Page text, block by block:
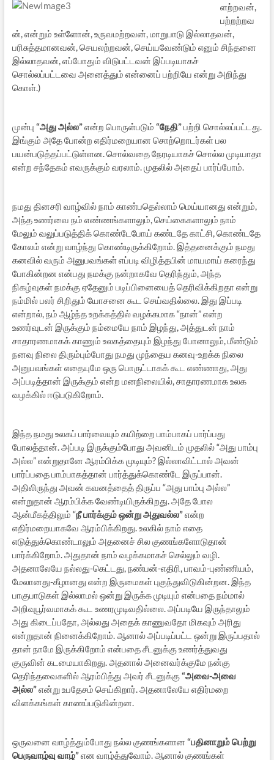
ளற்றவன்,
பற்றற்றவ
ன், என்றும் உள்ளோன், உருவமற்றவன், மாறுபாடு இல்லாதவன்,
பரிசுத்தமானவன், செயலற்றவன், செய்யவேண்டும் எனும் சிந்தனை
இல்லாதவன், எப்போதும் விடுபட்டவன் இப்படியாகச்
சொல்லப்பட்டவை அனைத்தும் என்னைப் பற்றியே என்று அறிந்து
கொள்.)
முன்பு “அது அல்ல”என்ற பொருள்படும் “நேதி”பற்றி சொல்லப்பட்டது.
இங்கும் அதே போன்ற எதிர்மறையான சொற்றொடர்கள் பல
பயன்படுத்தப்பட்டுள்ளன. சொல்வதை நேரடியாகச் சொல்ல முடியாதா
என்ற சந்தேகம் எவருக்கும் வரலாம். முதலில் அதைப் பார்ப்போம்.
நமது தினசரி வாழ்வில் நாம் காண்பதெல்லாம் மெய்யானது என்றும்,
அந்த உணர்வை நம் எண்ணங்களாலும், செய்கைகளாலும் நாம்
மேலும் வலுப்படுத்திக் கொண்டேபோய் கண்டதே காட்சி, கொண்டதே
கோலம் என்று வாழ்ந்து கொண்டிருக்கிறோம். இத்தனைக்கும் நமது
கனவில் வரும் அனுபவங்கள் எப்படி விழித்தபின் மாயமாய் கரைந்து
போகின்றன என்பது நமக்கு நன்றாகவே தெரிந்தும், அந்த
நிகழ்வுகள் நமக்கு ஏதேனும் படிப்பினையைத் தெரிவிக்கிறதா என்று
நம்மில் பலர் சிறிதும் யோசனை கூட செய்வதில்லை. இது இப்படி
என்றால், நம் ஆழ்ந்த உறக்கத்தில் வழக்கமாக “நான்” என்ற
உணர்வுடன் இருக்கும் நம்மையே நாம் இழந்து, அத்துடன் நாம்
சாதாரணமாகக் காணும் உலகத்தையும் இழந்து போனாலும், மீண்டும்
நனவு நிலை திரும்பும்போது நமது முந்தைய கனவு-உறக்க நிலை
அனுபவங்கள் எதையுமே ஒரு பொருட்டாகக் கூட எண்ணாது, அது
அப்படித்தான் இருக்கும் என்ற மனநிலையில், சாதாரணமாக உலக
வழக்கில் ஈடுபடுகிறோம்.
இந்த நமது உலகப் பார்வையும் கயிற்றை பாம்பாகப் பார்ப்பது
போலத்தான். அப்படி இருக்கும்போது அவனிடம் முதலில் “அது பாம்பு
அல்ல” என்றுதானே ஆரம்பிக்க முடியும்? இல்லாவிட்டால் அவன்
பார்ப்பதை பாம்பாகத்தான் பார்த்துக்கொண்டே இருப்பான்.
அதிலிருந்து அவன் கவனத்தைத் திருப்ப “அது பாம்பு அல்ல”
என்றுதான் ஆரம்பிக்க வேண்டியிருக்கிறது. அதே போல
ஆன்மீகத்திலும் “நீ பார்க்கும் ஒன்று அதுவல்ல”என்ற
எதிர்மறையாகவே ஆரம்பிக்கிறது. உலகில் நாம் எதை
எடுத்துக்கொண்டாலும் அதனைச் சில குணங்களோடுதான்
பார்க்கிறோம். அதுதான் நாம் வழக்கமாகச் செல்லும் வழி.
அதனாலேயே நல்லது-கெட்டது, நண்பன்-எதிரி, பாவம்-புண்ணியம்,
மேலானது-கீழானது என்ற இருமைகள் புகுந்துவிடுகின்றன. இந்த
பாகுபாடுகள் இல்லாமல் ஒன்று இருக்க முடியும் என்பதை நம்மால்
அறிவுபூர்வமாகக் கூட உணரமுடிவதில்லை. அப்படியே இருந்தாலும்
அது கிடைப்பதோ, அல்லது அதைக் காணுவதோ மிகவும் அரிது
என்றுதான் நினைக்கிறோம். ஆனால் அப்படிப்பட்ட ஒன்று இருப்பதால்
தான் நாமே இருக்கிறோம் என்பதை சீடனுக்கு உணர்த்துவது
குருவின் கடமையாகிறது. அதனால் அனைவர்க்குமே நன்கு
தெரிந்தவைகளில் ஆரம்பித்து அவர் சீடனுக்கு“அவை-அவை
அல்ல”என்று உபதேசம் செய்கிறார். அதனாலேயே எதிர்மறை
விளக்கங்கள் காணப்படுகின்றன.
ஒருவனை வாழ்த்தும்போது நல்ல குணங்களான “பதினாறும் பெற்று
பெருவாழ்வு வாழ்”என வாழ்த்துவோம். ஆனால் குணங்கள்